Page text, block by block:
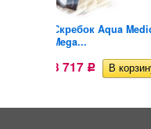
Скребок Aqua
Mega...
8 717 Р